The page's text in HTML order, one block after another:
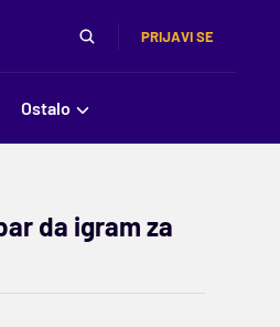
PRIJAVI SE
Ostalo
da igram za